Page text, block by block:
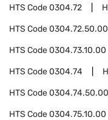
HTS Code0304.72
HTS Code0304.72.50.00
HTS Code0304.73.10.00
HTS Code0304.74
HTS Code0304.74.50.00
HTS Code0304.75.10.00